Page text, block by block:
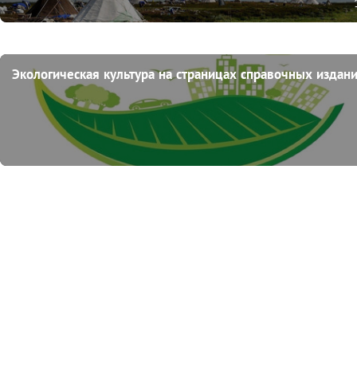
Экологическая культура на страницах справочных